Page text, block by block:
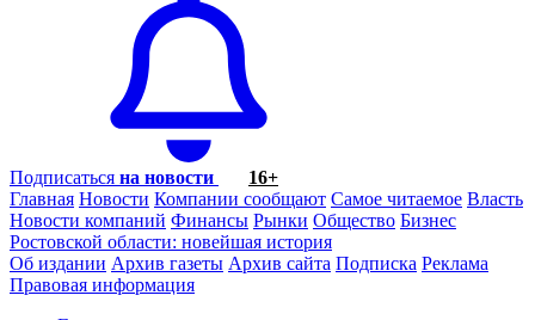
Подписаться на новости
16+
Главная Новости Компании сообщают Самое читаемое Власть
Новости компаний Финансы Рынки Общество Бизнес
Ростовской области: новейшая история
Об издании Архив газеты Архив сайта Подписка Реклама
Правовая информация